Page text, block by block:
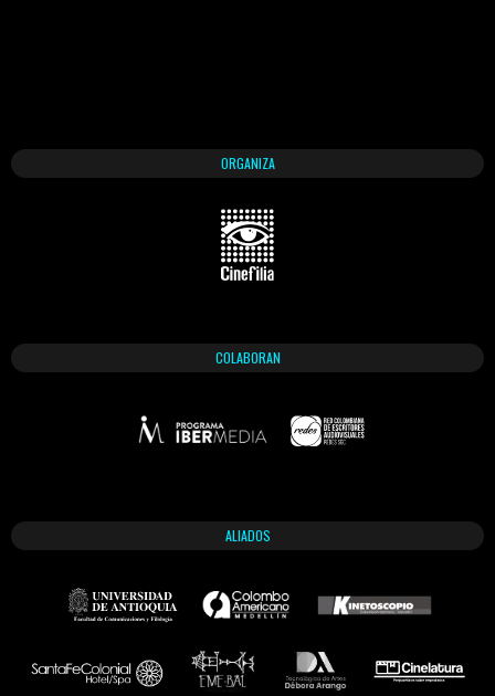
ORGANIZA
COLABORAN
ALIADOS